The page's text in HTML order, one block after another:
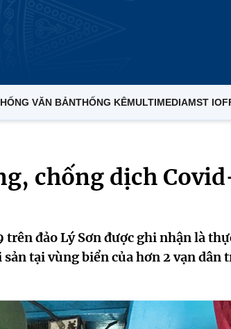
VĂN BẢNTHỐNG KÊMULTIMEDIAMST
chống dịch
đảo Lý Sơn được ghi nhận là
tại vùng biển của hơn 2 vạn dân